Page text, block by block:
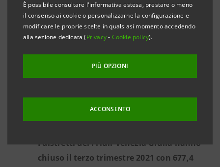
È possibile consultare l'informativa estesa, prestare o meno
il consenso ai cookie o personalizzarne la configurazione e
modificare le proprie scelte in qualsiasi momento accedendo
alla sezione dedicata (Privacy- Cookie policy).
PIÙ OPZIONI
ACCONSENTO
rispetto allo stesso periodo del 2019
I distretti del Trentino-Alto Adige hanno
quasi 3,7 miliardi di euro di esportazioni
(+17,2%) e nel terzo trimestre si sono
milioni di euro per un totale esportato di
circa 1,2 miliardi di euro.
I distretti del Friuli-Venezia Giulia hanno
chiuso il terzo trimestre 2021 con 677,4